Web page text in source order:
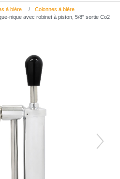
à bière
Colonnes à bière
nique avec robinet à piston, 5/8" sortie Co2